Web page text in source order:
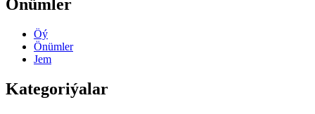
Önümler
Öý
Önümler
Jem
Kategoriýalar